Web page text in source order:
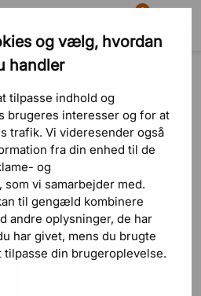
og vælg, hvordan
handler
tilpasse indhold og
brugeres interesser og for at
trafik. Vi videresender også
fra din enhed til de
og
vi samarbejder med.
til gengæld kombinere
andre oplysninger, de har
har givet, mens du brugte
din brugeroplevelse.
Søg
0
Indkøbskurv
Projektborde